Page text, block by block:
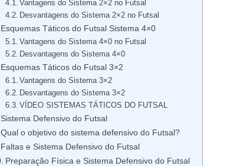
Vantagens do Sistema 2×2 no Futsal
Desvantagens do Sistema 2×2 no Futsal
Esquemas Táticos do Futsal Sistema 4×0
Vantagens do Sistema 4×0 no Futsal
Desvantagens do Sistema 4×0
Esquemas Táticos do Futsal 3×2
Vantagens do Sistema 3×2
Desvantagens do Sistema 3×2
VÍDEO SISTEMAS TÁTICOS DO FUTSAL
Sistema Defensivo do Futsal
Qual o objetivo do sistema defensivo do Futsal?
Faltas e Sistema Defensivo do Futsal
Preparação Física e Sistema Defensivo do Futsal